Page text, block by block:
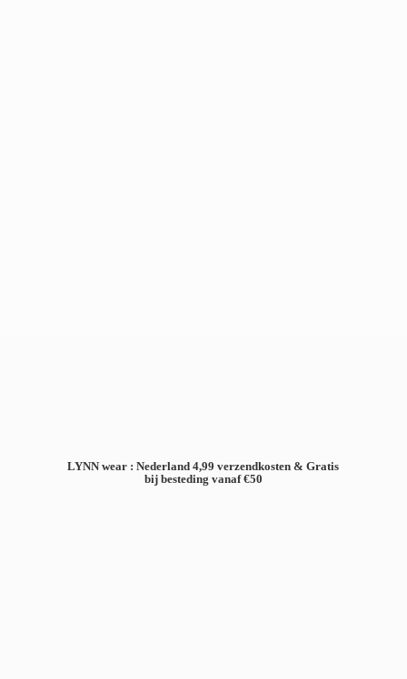
LYNN wear : Nederland 4,99 verzendkosten & Gratis
bij besteding vanaf €50